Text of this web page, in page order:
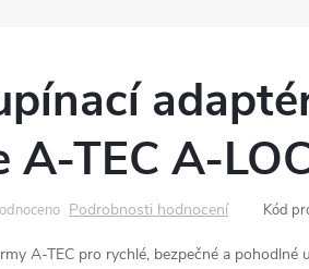
A-TEC A-
Podrobnosti hodnocení Kód
A-TEC pro rychlé, bezpečné a pohodlné